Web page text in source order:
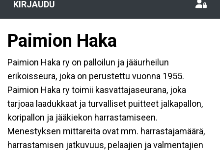
KIRJAUDU
Paimion Haka
Paimion Haka ry on palloilun ja jääurheilun
erikoisseura, joka on perustettu vuonna 1955.
Paimion Haka ry toimii kasvattajaseurana, joka
tarjoaa laadukkaat ja turvalliset puitteet jalkapallon,
koripallon ja jääkiekon harrastamiseen.
Menestyksen mittareita ovat mm. harrastajamäärä,
harrastamisen jatkuvuus, pelaajien ja valmentajien